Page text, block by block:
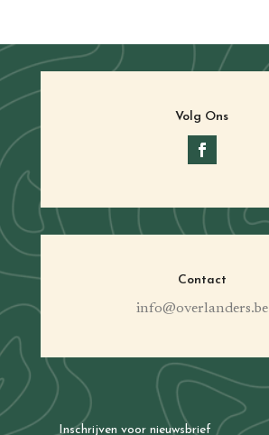
Volg Ons
Contact
info@overlanders.be
Inschrijven voor nieuwsbrief